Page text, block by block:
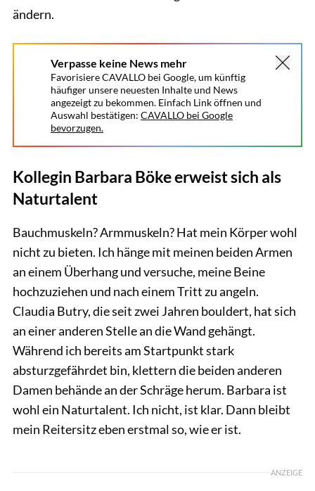
ändern.
Verpasse keine News mehr
Favorisiere CAVALLO bei Google, um künftig
häufiger unsere neuesten Inhalte und News
angezeigt zu bekommen. Einfach Link öffnen und
Auswahl bestätigen: CAVALLO bei Google
bevorzugen.
Kollegin Barbara Böke erweist sich als
Naturtalent
Bauchmuskeln? Armmuskeln? Hat mein Körper wohl
nicht zu bieten. Ich hänge mit meinen beiden Armen
an einem Überhang und versuche, meine Beine
hochzuziehen und nach einem Tritt zu angeln.
Claudia Butry, die seit zwei Jahren bouldert, hat sich
an einer anderen Stelle an die Wand gehängt.
Während ich bereits am Startpunkt stark
absturzgefährdet bin, klettern die beiden anderen
Damen behände an der Schräge herum. Barbara ist
wohl ein Naturtalent. Ich nicht, ist klar. Dann bleibt
mein Reitersitz eben erstmal so, wie er ist.
ANZEIGE